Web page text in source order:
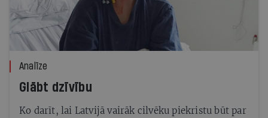
Analīze
Glābt dzīvību
Ko darīt, lai Latvijā vairāk cilvēku piekristu būt par